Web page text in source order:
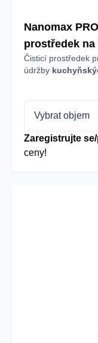
Nanomax
prostředek
Čisticí prostředek
údržby
Vybrat objem
Zaregistrujte
ceny!